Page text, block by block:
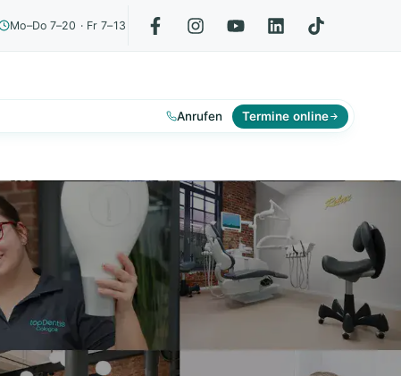
Mo–Do 7–20 · Fr 7–13
Anrufen Termine online